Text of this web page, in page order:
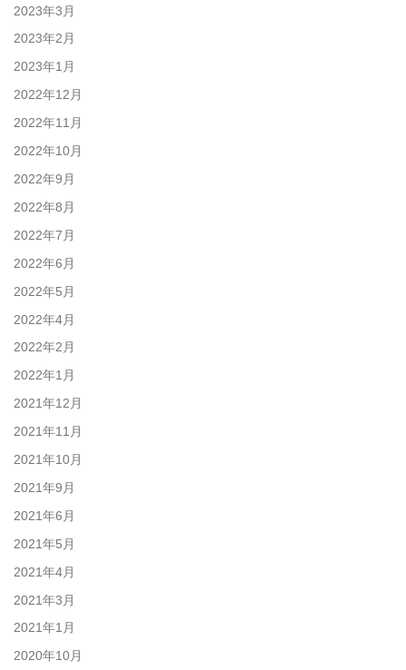
2023年3月
2023年2月
2023年1月
2022年12月
2022年11月
2022年10月
2022年9月
2022年8月
2022年7月
2022年6月
2022年5月
2022年4月
2022年2月
2022年1月
2021年12月
2021年11月
2021年10月
2021年9月
2021年6月
2021年5月
2021年4月
2021年3月
2021年1月
2020年10月